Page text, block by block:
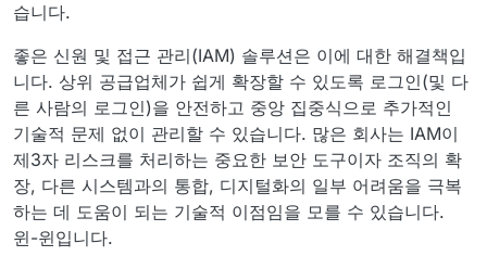
습니다.
좋은 신원 및 접근 관리(IAM) 솔루션은 이에 대한 해결책입
니다. 상위 공급업체가 쉽게 확장할 수 있도록 로그인(및 다
른 사람의 로그인)을 안전하고 중앙 집중식으로 추가적인
기술적 문제 없이 관리할 수 있습니다. 많은 회사는 IAM이
제3자 리스크를 처리하는 중요한 보안 도구이자 조직의 확
장, 다른 시스템과의 통합, 디지털화의 일부 어려움을 극복
하는 데 도움이 되는 기술적 이점임을 모를 수 있습니다.
윈-윈입니다.